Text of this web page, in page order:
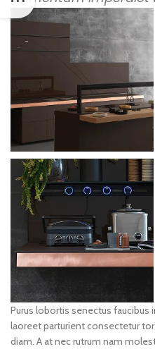
Purus lobortis senectus
laoreet parturient consectetur
diam. A at nec rutrum nam